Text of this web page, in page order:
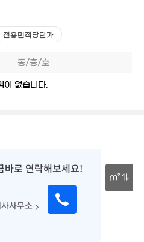
m²
전용면적당단가
동/층/호
이 없습니다.
바로 연락해보세요!
사무소